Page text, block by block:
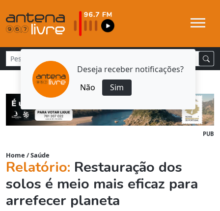
Deseja receber notificações?
Não
Sim
PUB
Home /Saúde
Relatório: Restauração dos
solos é meio mais eficaz para
arrefecer planeta